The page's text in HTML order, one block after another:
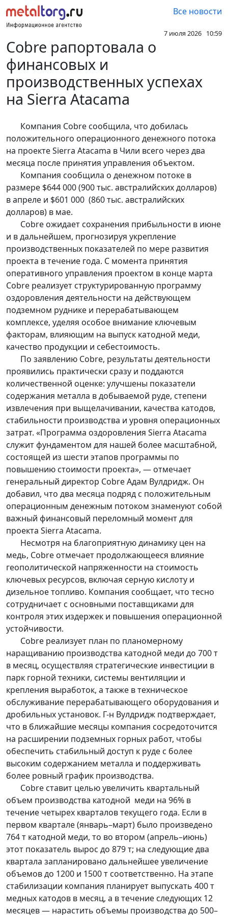
Все новости
7 июля 2026 10:59
Cobre рапортовала о
финансовых и
производственных успехах
на Sierra Atacama
Компания Cobre сообщила, что добилась
положительного операционного денежного потока
на проекте Sierra Atacama в Чили всего через два
месяца после принятия управления объектом.
Компания сообщила о денежном потоке в
размере $644 000 (900 тыс. австралийских долларов)
в апреле и $601 000 (860 тыс. австралийских
долларов) в мае.
Cobre ожидает сохранения прибыльности в июне
и в дальнейшем, прогнозируя укрепление
производственных показателей по мере развития
проекта в течение года. С момента принятия
оперативного управления проектом в конце марта
Cobre реализует структурированную программу
оздоровления деятельности на действующем
подземном руднике и перерабатывающем
комплексе, уделяя особое внимание ключевым
факторам, влияющим на выпуск катодной меди,
качество продукции и себестоимость.
По заявлению Cobre, результаты деятельности
проявились практически сразу и поддаются
количественной оценке: улучшены показатели
содержания металла в добываемой руде, степени
извлечения при выщелачивании, качества катодов,
стабильности производства и уровня операционных
затрат. «Программа оздоровления Sierra Atacama
служит фундаментом для нашей более масштабной,
состоящей из шести этапов программы по
повышению стоимости проекта», — отмечает
генеральный директор Cobre Адам Вулдридж. Он
добавил, что два месяца подряд с положительным
операционным денежным потоком знаменуют собой
важный финансовый переломный момент для
проекта Sierra Atacama.
Несмотря на благоприятную динамику цен на
медь, Cobre отмечает продолжающееся влияние
геополитической напряженности на стоимость
ключевых ресурсов, включая серную кислоту и
дизельное топливо. Компания сообщает, что тесно
сотрудничает с основными поставщиками для
контроля этих издержек и повышения операционной
устойчивости.
Cobre реализует план по планомерному
наращиванию производства катодной меди до 700 т
в месяц, осуществляя стратегические инвестиции в
парк горной техники, системы вентиляции и
крепления выработок, а также в техническое
обслуживание перерабатывающего оборудования и
дробильных установок. Г-н Вулдридж подтверждает,
что в ближайшие месяцы компания сосредоточится
на расширении подземных горных работ, чтобы
обеспечить стабильный доступ к руде с более
высоким содержанием металла и поддерживать
более ровный график производства.
Cobre ставит целью увеличить квартальный
объем производства катодной меди на 96% в
течение четырех кварталов текущего года. Если в
первом квартале (январь–март) было произведено
764 т катодной меди, то во втором (апрель–июнь)
этот показатель вырос до 879 т; на следующие два
квартала запланировано дальнейшее увеличение
объемов до 1200 и 1500 т соответственно. На этапе
стабилизации компания планирует выпускать 400 т
медных катодов в месяц, а в течение следующих 12
месяцев — нарастить объемы производства до 500–